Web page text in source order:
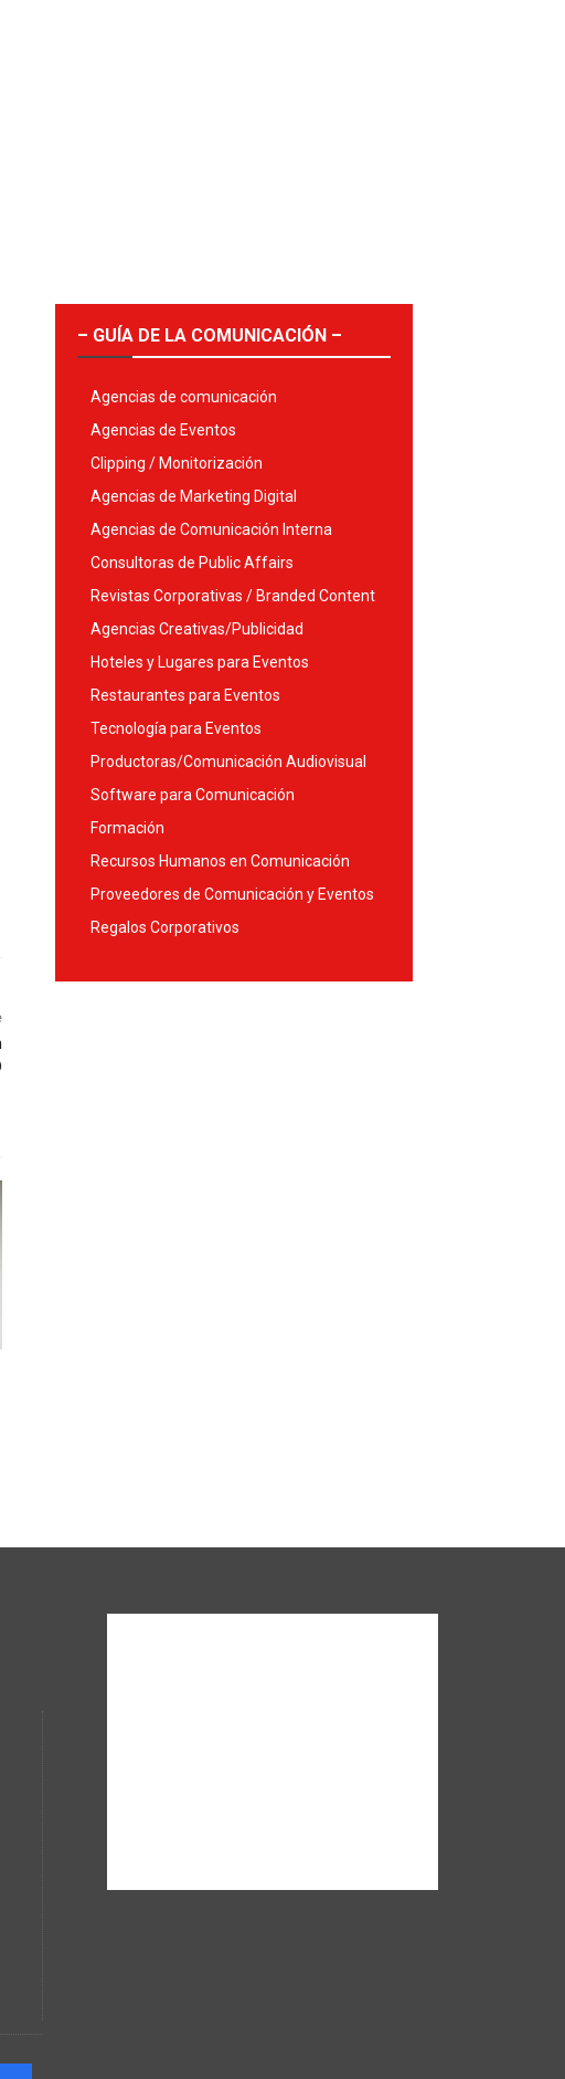
– GUÍA DE LA COMUNICACIÓN –
Agencias de comunicación
Agencias de Eventos
Clipping / Monitorización
Agencias de Marketing Digital
Agencias de Comunicación Interna
Consultoras de Public Affairs
Revistas Corporativas / Branded Content
Agencias Creativas/Publicidad
Hoteles y Lugares para Eventos
Restaurantes para Eventos
Tecnología para Eventos
Productoras/Comunicación Audiovisual
Software para Comunicación
Formación
Recursos Humanos en Comunicación
Proveedores de Comunicación y Eventos
Regalos Corporativos